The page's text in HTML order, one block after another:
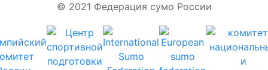
© 2021 Федерация сумо России